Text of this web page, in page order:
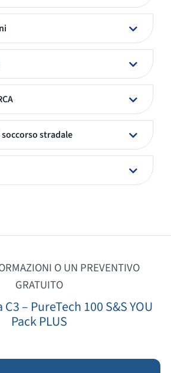
stradale
O UN PREVENTIVO
GRATUITO
– PureTech 100 S&S YOU
Pack PLUS